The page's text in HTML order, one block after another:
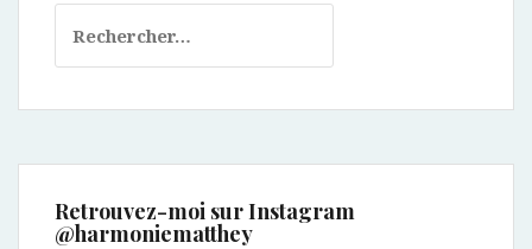
Retrouvez-moi sur Instagram
@harmoniematthey